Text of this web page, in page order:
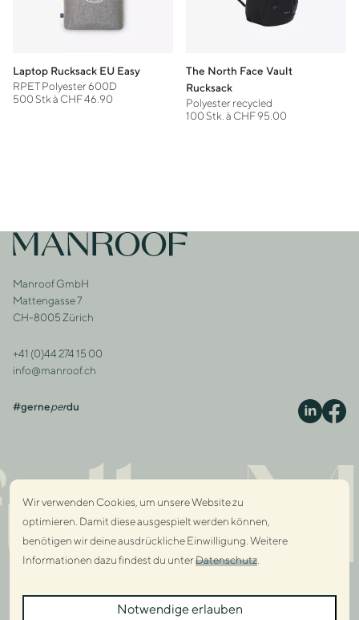
Laptop Rucksack EU Easy
RPET Polyester 600D
500 Stk à CHF 46.90
The North Face Vault
Rucksack
Polyester recycled
100 Stk. à CHF 95.00
Footer
Zur Startseite
Adresse
Manroof GmbH
Mattengasse 7
CH-8005 Zürich
Kontakt
+41 (0)44 274 15 00
info@manroof.ch
#gerneperdu
Wir verwenden Cookies, um unsere Website zu
optimieren. Damit diese ausgespielt werden können,
benötigen wir deine ausdrückliche Einwilligung. Weitere
Informationen dazu findest du unterDatenschutz
Notwendige erlauben